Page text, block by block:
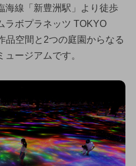
海線「新豊洲駅」より徒歩
ラボプラネッツ TOKYO
品空間と2つの庭園からなる
ージアムです。